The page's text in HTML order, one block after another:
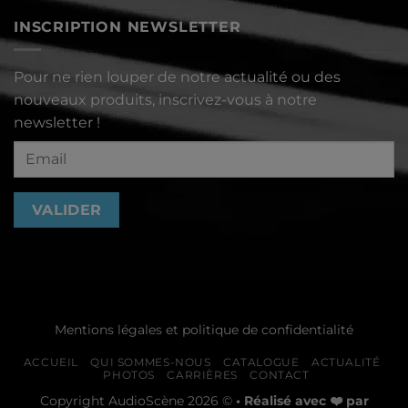
d’information
2023
INSCRIPTION NEWSLETTER
Pour ne rien louper de notre actualité ou des
nouveaux produits, inscrivez-vous à notre
newsletter !
Mentions légales et politique de confidentialité
ACCUEIL QUI SOMMES-NOUS CATALOGUE
ACTUALITÉ
PHOTOS
CARRIÈRES CONTACT
Copyright AudioScène 2026 © • Réalisé avec ❤️ par